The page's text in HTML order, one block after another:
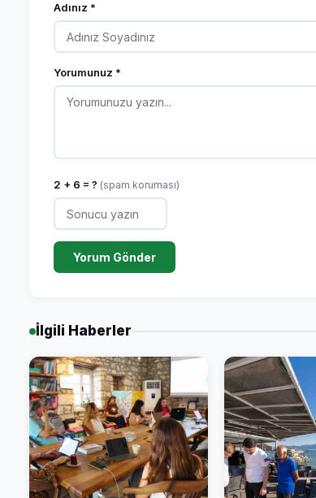
Adınız *
Yorumunuz *
2 + 6 = ? (spam koruması)
Yorum Gönder
İlgili Haberler